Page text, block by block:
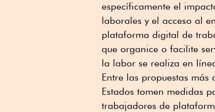
específicamente el
laborales y el acceso al
plataforma digital de
que organice o facilite
la labor se realiza en
Entre las propuestas
Estados tomen medidas
trabajadores de